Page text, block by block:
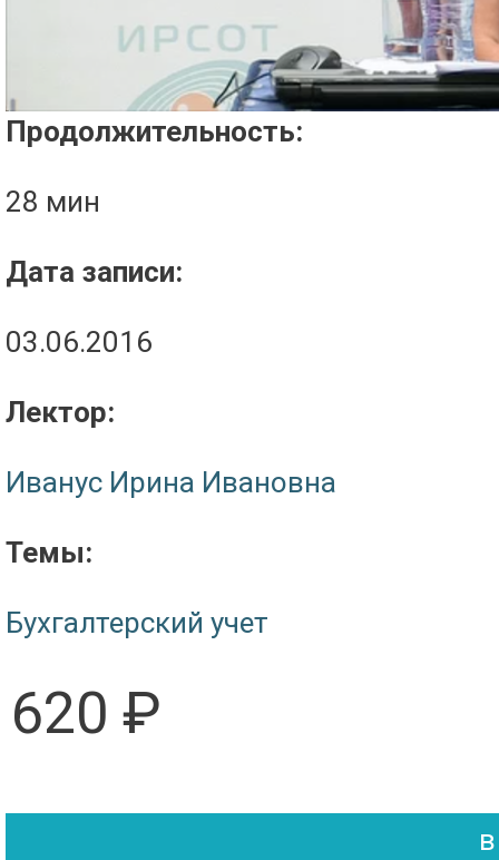
Продолжительность:
28 мин
Дата записи:
03.06.2016
Лектор:
Иванус Ирина Ивановна
Темы:
Бухгалтерский учет
620 ₽